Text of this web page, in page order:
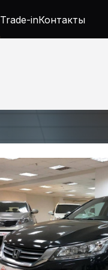
Trade-inКонтакты